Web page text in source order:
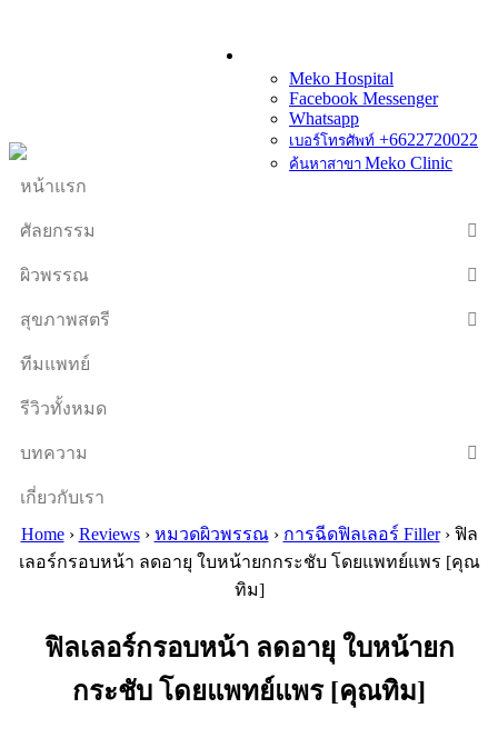
Meko Hospital
Facebook Messenger
Whatsapp
เบอร์โทรศัพท์ +6622720022
ค้นหาสาขา Meko Clinic
หน้าแรก
ศัลยกรรม
ผิวพรรณ
สุขภาพสตรี
ทีมแพทย์
รีวิวทั้งหมด
บทความ
เกี่ยวกับเรา
Home› Reviews› หมวดผิวพรรณ› การฉีดฟิลเลอร์ Filler› ฟิล
เลอร์กรอบหน้า ลดอายุ ใบหน้ายกกระชับ โดยแพทย์แพร [คุณ
ทิม]
ฟิลเลอร์กรอบหน้า ลดอายุ ใบหน้ายก
กระชับ โดยแพทย์แพร [คุณทิม]